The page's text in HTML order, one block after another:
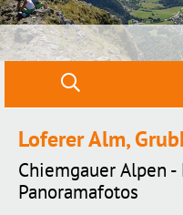
Loferer Alm,
Chiemgauer Alpen
Panoramafotos